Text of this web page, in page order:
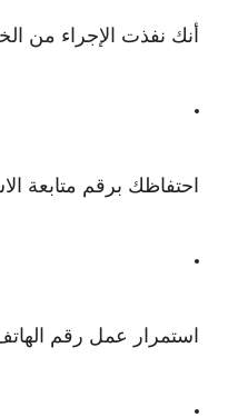
أنك نفذت الإجراء من
احتفاظك برقم متابعة
استمرار عمل رقم